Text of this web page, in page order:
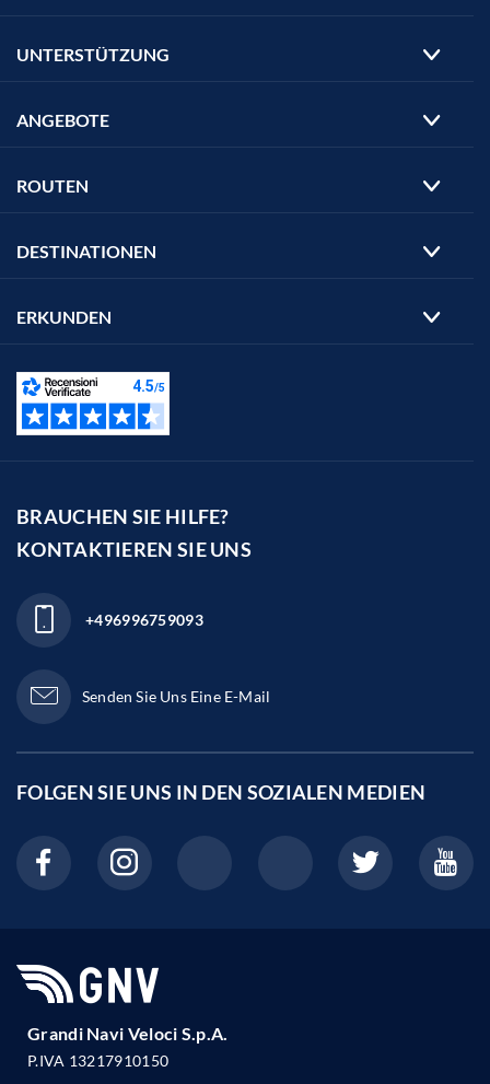
UNTERSTÜTZUNG
ANGEBOTE
ROUTEN
DESTINATIONEN
ERKUNDEN
BRAUCHEN SIE HILFE?
KONTAKTIEREN SIE UNS
+496996759093
Senden Sie Uns Eine E-Mail
FOLGEN SIE UNS IN DEN SOZIALEN MEDIEN
Grandi Navi Veloci S.p.A.
P.IVA 13217910150